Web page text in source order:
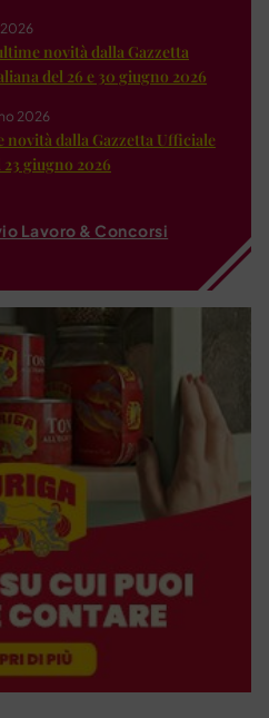
novità dalla Gazzetta
del 26 e 30 giugno 2026
2026
novità dalla Gazzetta Ufficiale
giugno 2026
Lavoro & Concorsi